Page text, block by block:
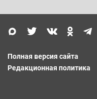
Полная версия сайта
Редакционная политика